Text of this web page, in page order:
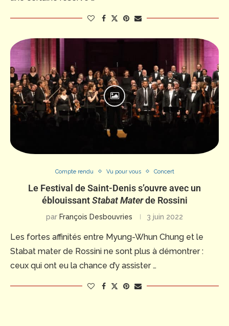
Compte rendu Vu pour vous Concert
Le Festival de Saint-Denis s’ouvre avec un
éblouissantStabat Materde Rossini
par François Desbouvries 3 juin 2022
Les fortes affinités entre Myung-Whun Chung et le
Stabat mater de Rossini ne sont plus à démontrer :
ceux qui ont eu la chance d’y assister …